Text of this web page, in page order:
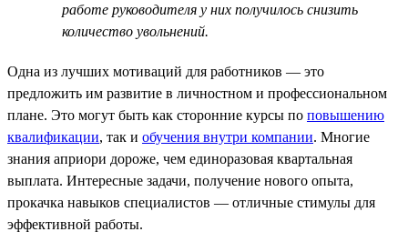
работе руководителя у них получилось снизить
количество увольнений.
Одна из лучших мотиваций для работников — это
предложить им развитие в личностном и профессиональном
плане. Это могут быть как сторонние курсы по повышению
квалификации, так и обучения внутри компании. Многие
знания априори дороже, чем единоразовая квартальная
выплата. Интересные задачи, получение нового опыта,
прокачка навыков специалистов — отличные стимулы для
эффективной работы.